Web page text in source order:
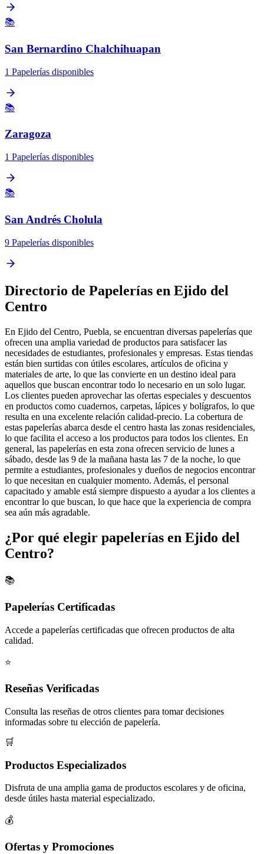
📚
San Bernardino Chalchihuapan
1 Papelerías disponibles
📚
Zaragoza
1 Papelerías disponibles
📚
San Andrés Cholula
9 Papelerías disponibles
Directorio de Papelerías en Ejido del
Centro
En Ejido del Centro, Puebla, se encuentran diversas papelerías que
ofrecen una amplia variedad de productos para satisfacer las
necesidades de estudiantes, profesionales y empresas. Estas tiendas
están bien surtidas con útiles escolares, artículos de oficina y
materiales de arte, lo que las convierte en un destino ideal para
aquellos que buscan encontrar todo lo necesario en un solo lugar.
Los clientes pueden aprovechar las ofertas especiales y descuentos
en productos como cuadernos, carpetas, lápices y bolígrafos, lo que
resulta en una excelente relación calidad-precio. La cobertura de
estas papelerías abarca desde el centro hasta las zonas residenciales,
lo que facilita el acceso a los productos para todos los clientes. En
general, las papelerías en esta zona ofrecen servicio de lunes a
sábado, desde las 9 de la mañana hasta las 7 de la noche, lo que
permite a estudiantes, profesionales y dueños de negocios encontrar
lo que necesitan en cualquier momento. Además, el personal
capacitado y amable está siempre dispuesto a ayudar a los clientes a
encontrar lo que buscan, lo que hace que la experiencia de compra
sea aún más agradable.
¿Por qué elegir papelerías en Ejido del
Centro?
📚
Papelerías Certificadas
Accede a papelerías certificadas que ofrecen productos de alta
calidad.
⭐
Reseñas Verificadas
Consulta las reseñas de otros clientes para tomar decisiones
informadas sobre tu elección de papelería.
🛒
Productos Especializados
Disfruta de una amplia gama de productos escolares y de oficina,
desde útiles hasta material especializado.
💰
Ofertas y Promociones